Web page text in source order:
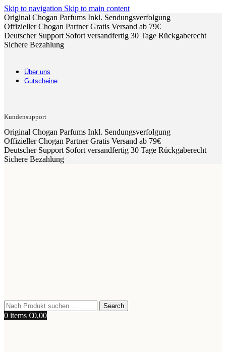
Skip to navigation Skip to main content
Original Chogan Parfums Inkl. Sendungsverfolgung
Offizieller Chogan PartnerGratis Versand ab 79€
Deutscher Support Sofort versandfertig 30 Tage Rückgaberecht
Sichere Bezahlung
Über uns
Gutscheine
Kundensupport
Original Chogan Parfums Inkl. Sendungsverfolgung
Offizieller Chogan PartnerGratis Versand ab 79€
Deutscher Support Sofort versandfertig 30 Tage Rückgaberecht
Sichere Bezahlung
Search
0 items €0,00